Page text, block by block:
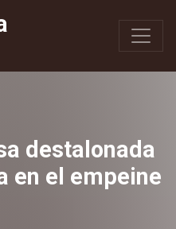
destalonada
en el empeine